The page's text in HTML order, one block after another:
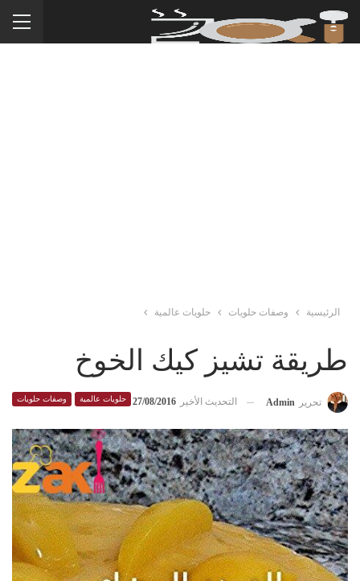
الرئيسية وصفات حلويات حلويات عالمية
طريقة تشيز كيك الخوخ
حلويات عالمية وصفات حلويات تحرير Admin التحديث الأخير 27/08/2016